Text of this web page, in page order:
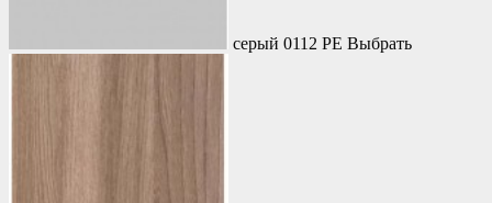
серый 0112 PE Выбрать